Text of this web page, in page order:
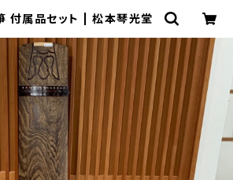
付属品セット | 松本琴光堂